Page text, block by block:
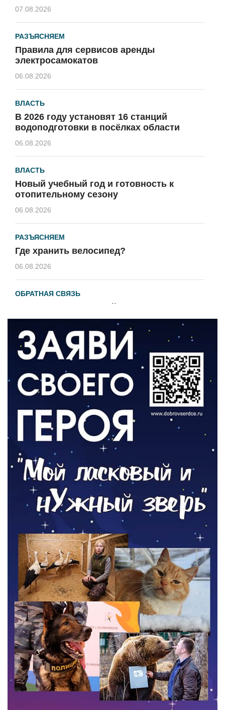
07.08.2026
РАЗЪЯСНЯЕМ
Правила для сервисов аренды
электросамокатов
06.08.2026
ВЛАСТЬ
В 2026 году установят 16 станций
водоподготовки в посёлках области
06.08.2026
ВЛАСТЬ
Новый учебный год и готовность к
отопительному сезону
06.08.2026
РАЗЪЯСНЯЕМ
Где хранить велосипед?
06.08.2026
ОБРАТНАЯ СВЯЗЬ
ВЛАСТЬ
День памяти и «Симфония народов»
06.08.2026
Новый настил на экотропе
05.08.2026